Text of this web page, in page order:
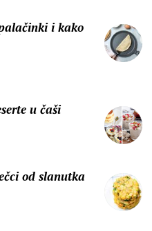
i kako
u čaši
od slanutka